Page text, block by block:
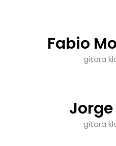
Fabio
gitara
gitara